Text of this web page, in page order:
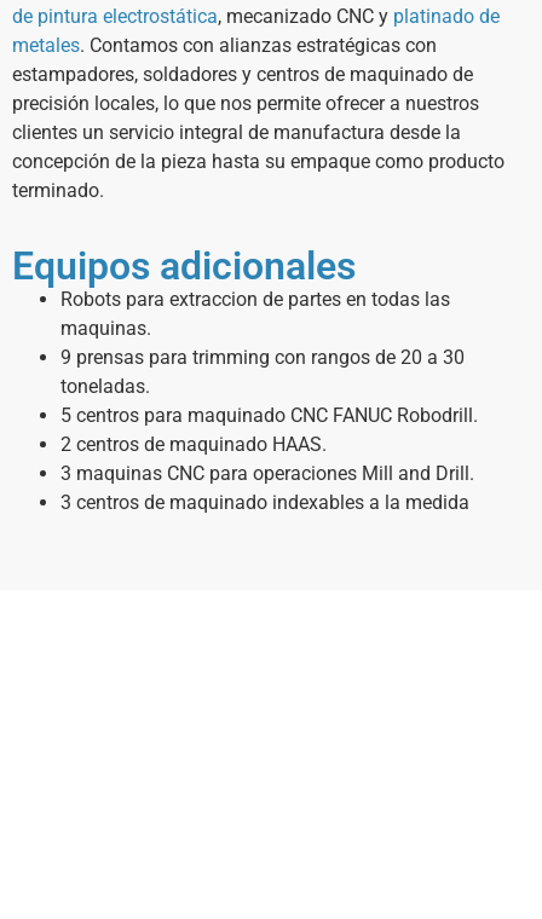
de pintura electrostática, mecanizado CNC y platinado de
metales. Contamos con alianzas estratégicas con
estampadores, soldadores y centros de maquinado de
precisión locales, lo que nos permite ofrecer a nuestros
clientes un servicio integral de manufactura desde la
concepción de la pieza hasta su empaque como producto
terminado.
Equipos adicionales
Robots para extraccion de partes en todas las
maquinas.
9 prensas para trimming con rangos de 20 a 30
toneladas.
5 centros para maquinado CNC FANUC Robodrill.
2 centros de maquinado HAAS.
3 maquinas CNC para operaciones Mill and Drill.
3 centros de maquinado indexables a la medida